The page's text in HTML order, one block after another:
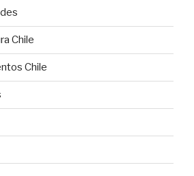
Chile
Chile